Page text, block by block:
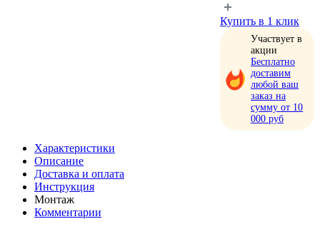
Купить в 1 клик
Участвует в
акции
Бесплатно
доставим
любой ваш
заказ на
сумму от 10
000 руб
Характеристики
Описание
Доставка и оплата
Инструкция
Монтаж
Комментарии